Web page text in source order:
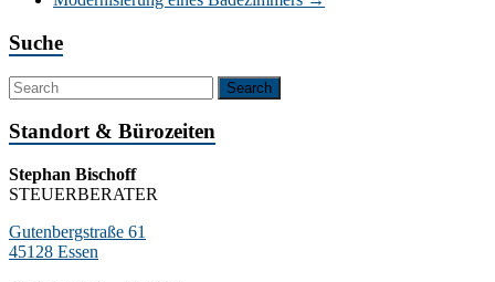
Suche
Standort & Bürozeiten
Stephan Bischoff
STEUERBERATER
Gutenbergstraße 61
45128 Essen